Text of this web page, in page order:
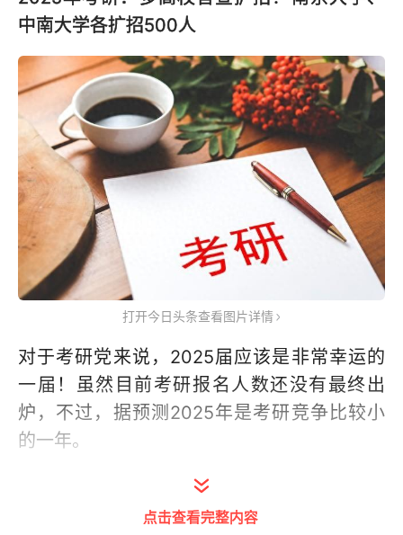
中南大学各扩招500人
打开今日头条查看图片详情
对于考研党来说，2025届应该是非常幸运的
一届！虽然目前考研报名人数还没有最终出
炉，不过，据预测2025年是考研竞争比较小
的一年。
竞争小的一个表现是：考研人数会下降。据统
计，随着考公、出国留学人数的增多，今年的
点击查看完整内容